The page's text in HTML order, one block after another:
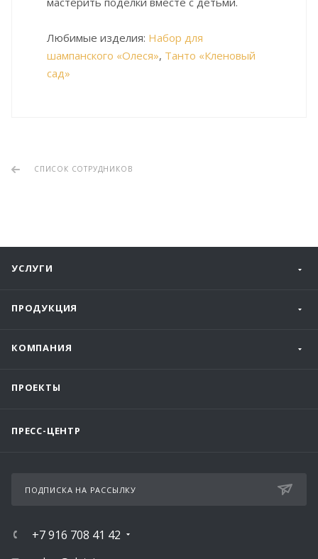
Любимые изделия: Набор для
шампанского «Олеся», Танто «Кленовый
сад»
СПИСОК СОТРУДНИКОВ
УСЛУГИ
ПРОДУКЦИЯ
КОМПАНИЯ
ПРОЕКТЫ
ПРЕСС-ЦЕНТР
ПОДПИСКА НА РАССЫЛКУ
+7 916 708 41 42